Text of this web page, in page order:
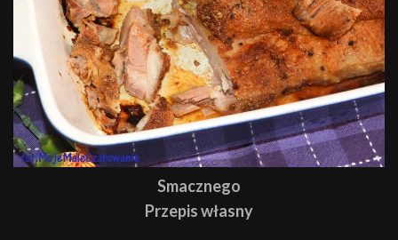
Smacznego
Przepis własny